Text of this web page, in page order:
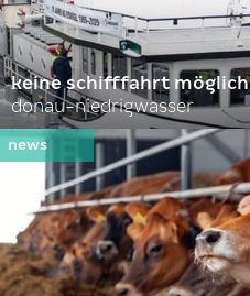
keine schifffahrt möglich
donau-niedrigwasser